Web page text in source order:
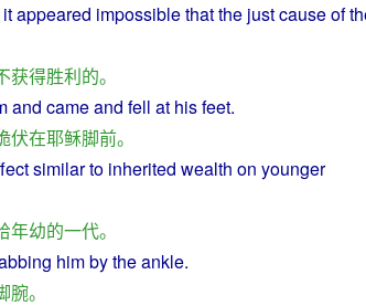
it appeared impossiblethat the justcauseof
获得胜利的。
and cameand fell at hisfeet.
伏在耶稣脚前。
similarto inherited wealth on younger
年幼的一代。
himbytheankle.
腕。